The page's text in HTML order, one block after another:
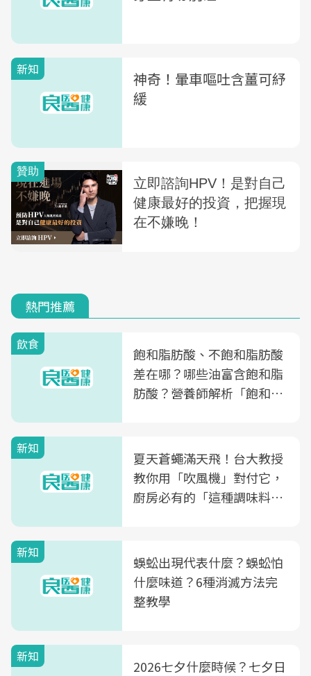
新知
神奇！暈車嘔吐含薑可紓
緩
熱門推薦
飲食
飽和脂肪酸、不飽和脂肪酸
差在哪？哪些油富含飽和脂
肪酸？營養師解析「飽和脂
新知
夏天蒼蠅滿天飛！台大教授
教你用「吹風機」對付它，
廚房必有的「這種調味料」
新知
蜈蚣出現代表什麼？蜈蚣怕
什麼味道？6種消滅方法完
整教學
新知
2026七夕什麼時候？七夕日